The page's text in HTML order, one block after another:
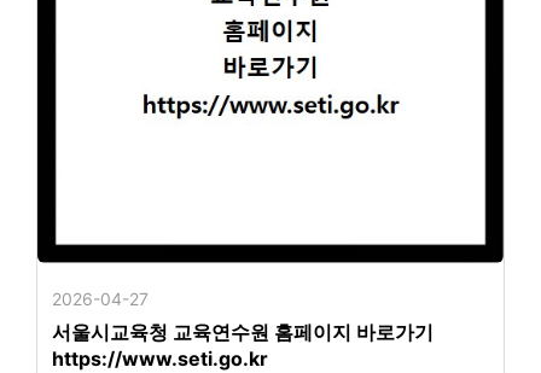
2026-04-27
서울시교육청 교육연수원 홈페이지 바로가기
https://www.seti.go.kr